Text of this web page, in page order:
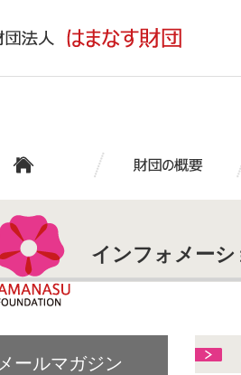
インフォメーシ
メールマガジン